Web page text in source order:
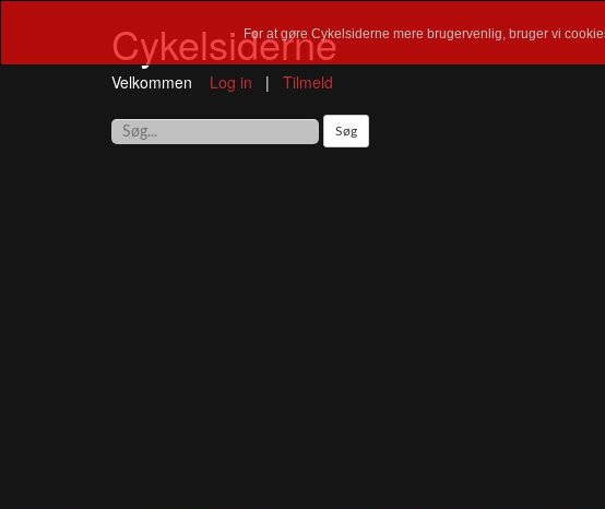
For at gøre Cykelsiderne mere brugervenlig, bruger vi
Cykelsiderne
Velkommen Log in | Tilmeld